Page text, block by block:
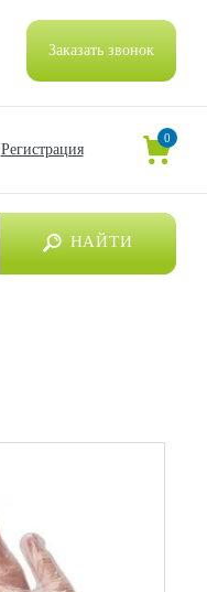
Заказать звонок
Регистрация
0
НАЙТИ